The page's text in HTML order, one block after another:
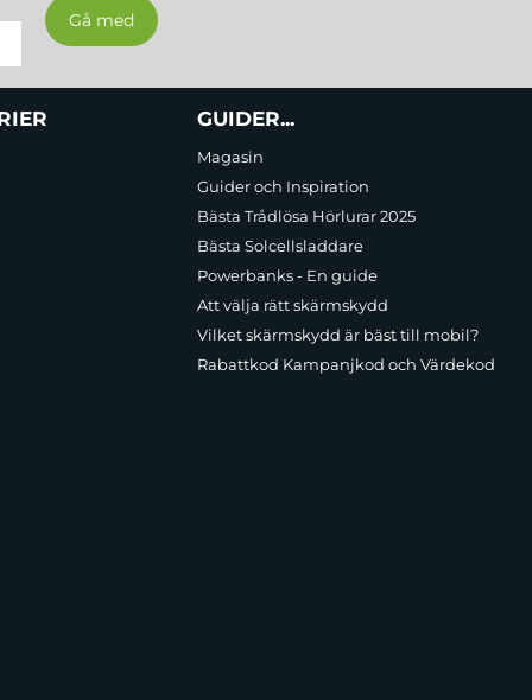
GUIDER...
Magasin
Guider och Inspiration
Bästa Trådlösa Hörlurar 2025
Bästa Solcellsladdare
Powerbanks - En guide
Att välja rätt skärmskydd
Vilket skärmskydd är bäst till mobil?
Rabattkod Kampanjkod och Värdekod